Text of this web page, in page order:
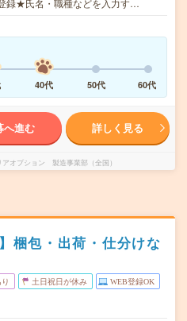
録★氏名・職種などを入力す…
40代 50代 60代
へ進む 詳しく見る
オプション 製造事業部（全国）
梱包・出荷・仕分けな
土日祝日が休み WEB登録OK